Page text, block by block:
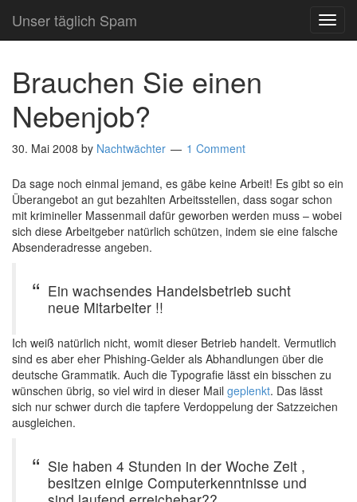
Unser täglich Spam
Brauchen Sie einen
Nebenjob?
30. Mai 2008 by Nachtwächter 1 Comment
Da sage noch einmal jemand, es gäbe keine Arbeit! Es gibt so ein
Überangebot an gut bezahlten Arbeitsstellen, dass sogar schon
mit krimineller Massenmail dafür geworben werden muss – wobei
sich diese Arbeitgeber natürlich schützen, indem sie eine falsche
Absenderadresse angeben.
Ein wachsendes Handelsbetrieb sucht
neue Mitarbeiter !!
Ich weiß natürlich nicht, womit dieser Betrieb handelt. Vermutlich
sind es aber eher Phishing-Gelder als Abhandlungen über die
deutsche Grammatik. Auch die Typografie lässt ein bisschen zu
wünschen übrig, so viel wird in dieser Mail geplenkt. Das lässt
sich nur schwer durch die tapfere Verdoppelung der Satzzeichen
ausgleichen.
Sie haben 4 Stunden in der Woche Zeit ,
besitzen einige Computerkenntnisse und